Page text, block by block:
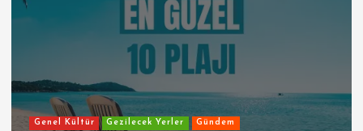
Genel Kültür Gezilecek Yerler Gündem